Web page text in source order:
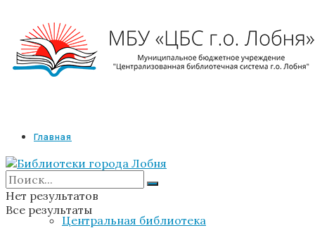
Главная
Библиотеки
Центральная библиотека
Нет результатов
Все результаты